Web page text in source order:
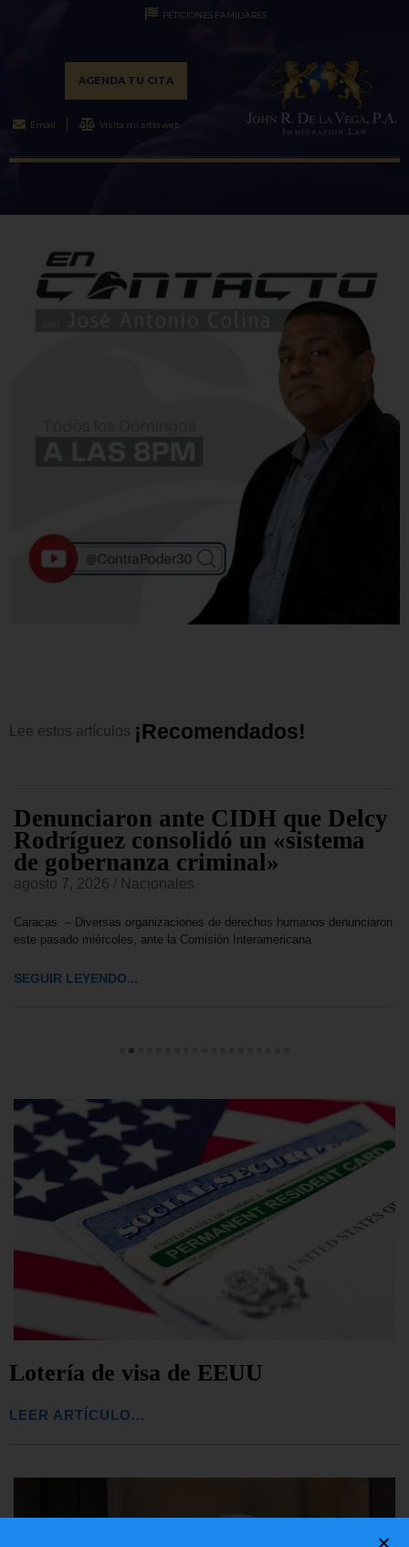
PETICIONES FAMILIARES
AGENDA TU CITA
Email Visita mi sitio web
Lee estos artículos ¡Recomend ad os!
Denunciaron ante CIDH que Delcy
Rodríguez consolidó un «sistema
de gobernanza criminal»
agosto 7, 2026 Nacionales
Caracas. – Diversas organizaciones de derechos humanos denunciaron
este pasado miércoles, ante la Comisión Interamericana
SEGUIR LEYENDO...
Lotería de visa de EEUU
LEER ARTÍCULO...